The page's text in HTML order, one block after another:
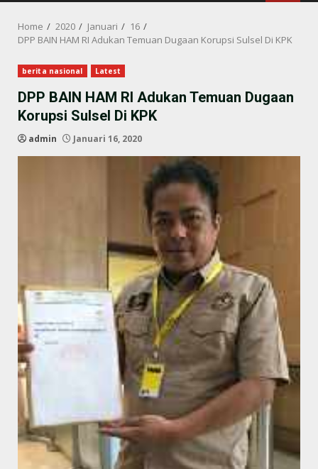
Home 2020 Januari
16
DPP BAIN HAM RI Adukan Temuan Dugaan Korupsi Sulsel Di KPK
berita nasional Latest
DPP BAIN HAM RI Adukan Temuan Dugaan
Korupsi Sulsel Di KPK
admin Januari 16, 2020